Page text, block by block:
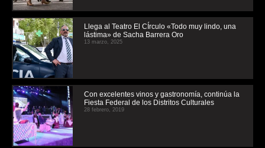
Llega al Teatro El CÍrculo «Todo muy lindo, una
lástima» de Sacha Barrera Oro
13 marzo, 2025
Con excelentes vinos y gastronomía, continúa la
Fiesta Federal de los Distritos Culturales
28 febrero, 2019